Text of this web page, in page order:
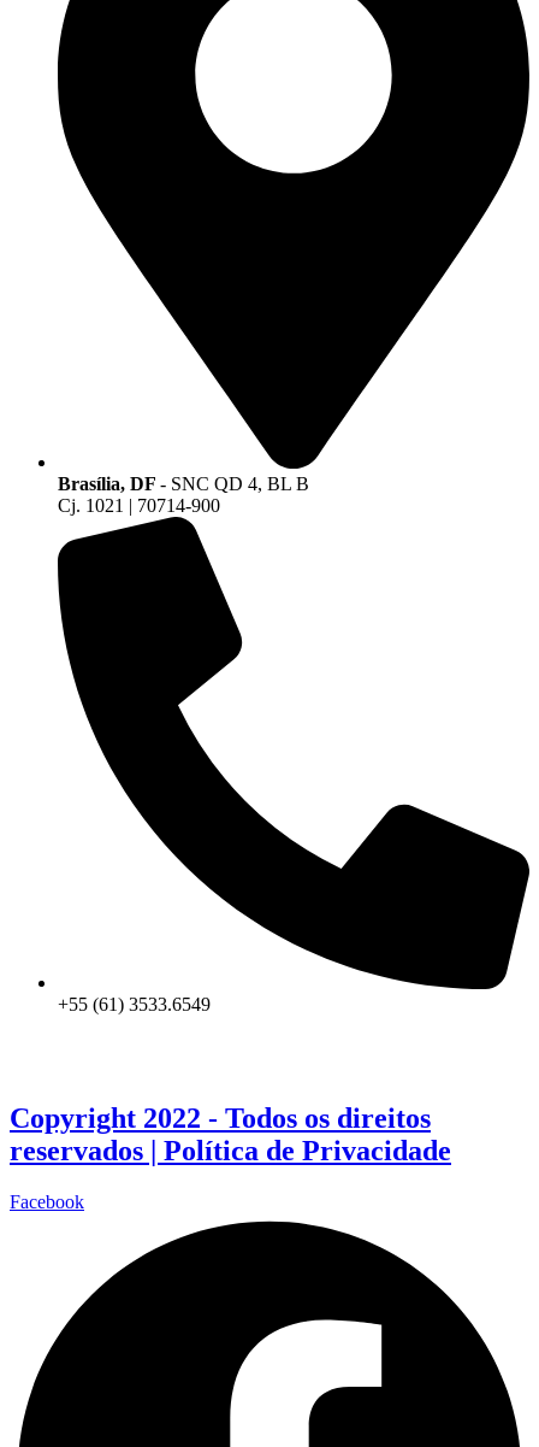
Brasília, DF - SNC QD 4, BL B
Cj. 1021 | 70714-900
+55 (61) 3533.6549
Copyright 2022 - Todos os direitos
reservados | Política de Privacidade
Facebook